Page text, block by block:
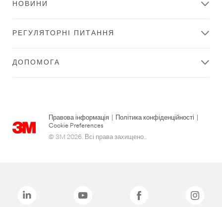
НОВИНИ
РЕГУЛЯТОРНІ ПИТАННЯ
ДОПОМОГА
Правова інформація Політика конфіденційності
Cookie Preferences
© 3M 2026. Всі права захищено..